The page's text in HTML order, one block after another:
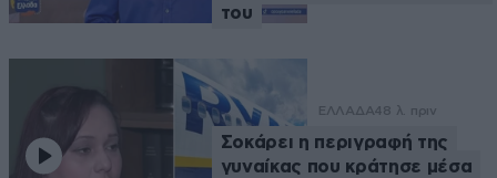
του
ΕΛΛΑΔΑ48 λ. πριν
Σοκάρει η περιγραφή της
γυναίκας που κράτησε μέσα